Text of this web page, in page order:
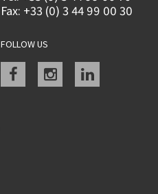
Fax: +33 (0) 3 44 99 00 30
FOLLOW US
Facebookinstagramlinkedin